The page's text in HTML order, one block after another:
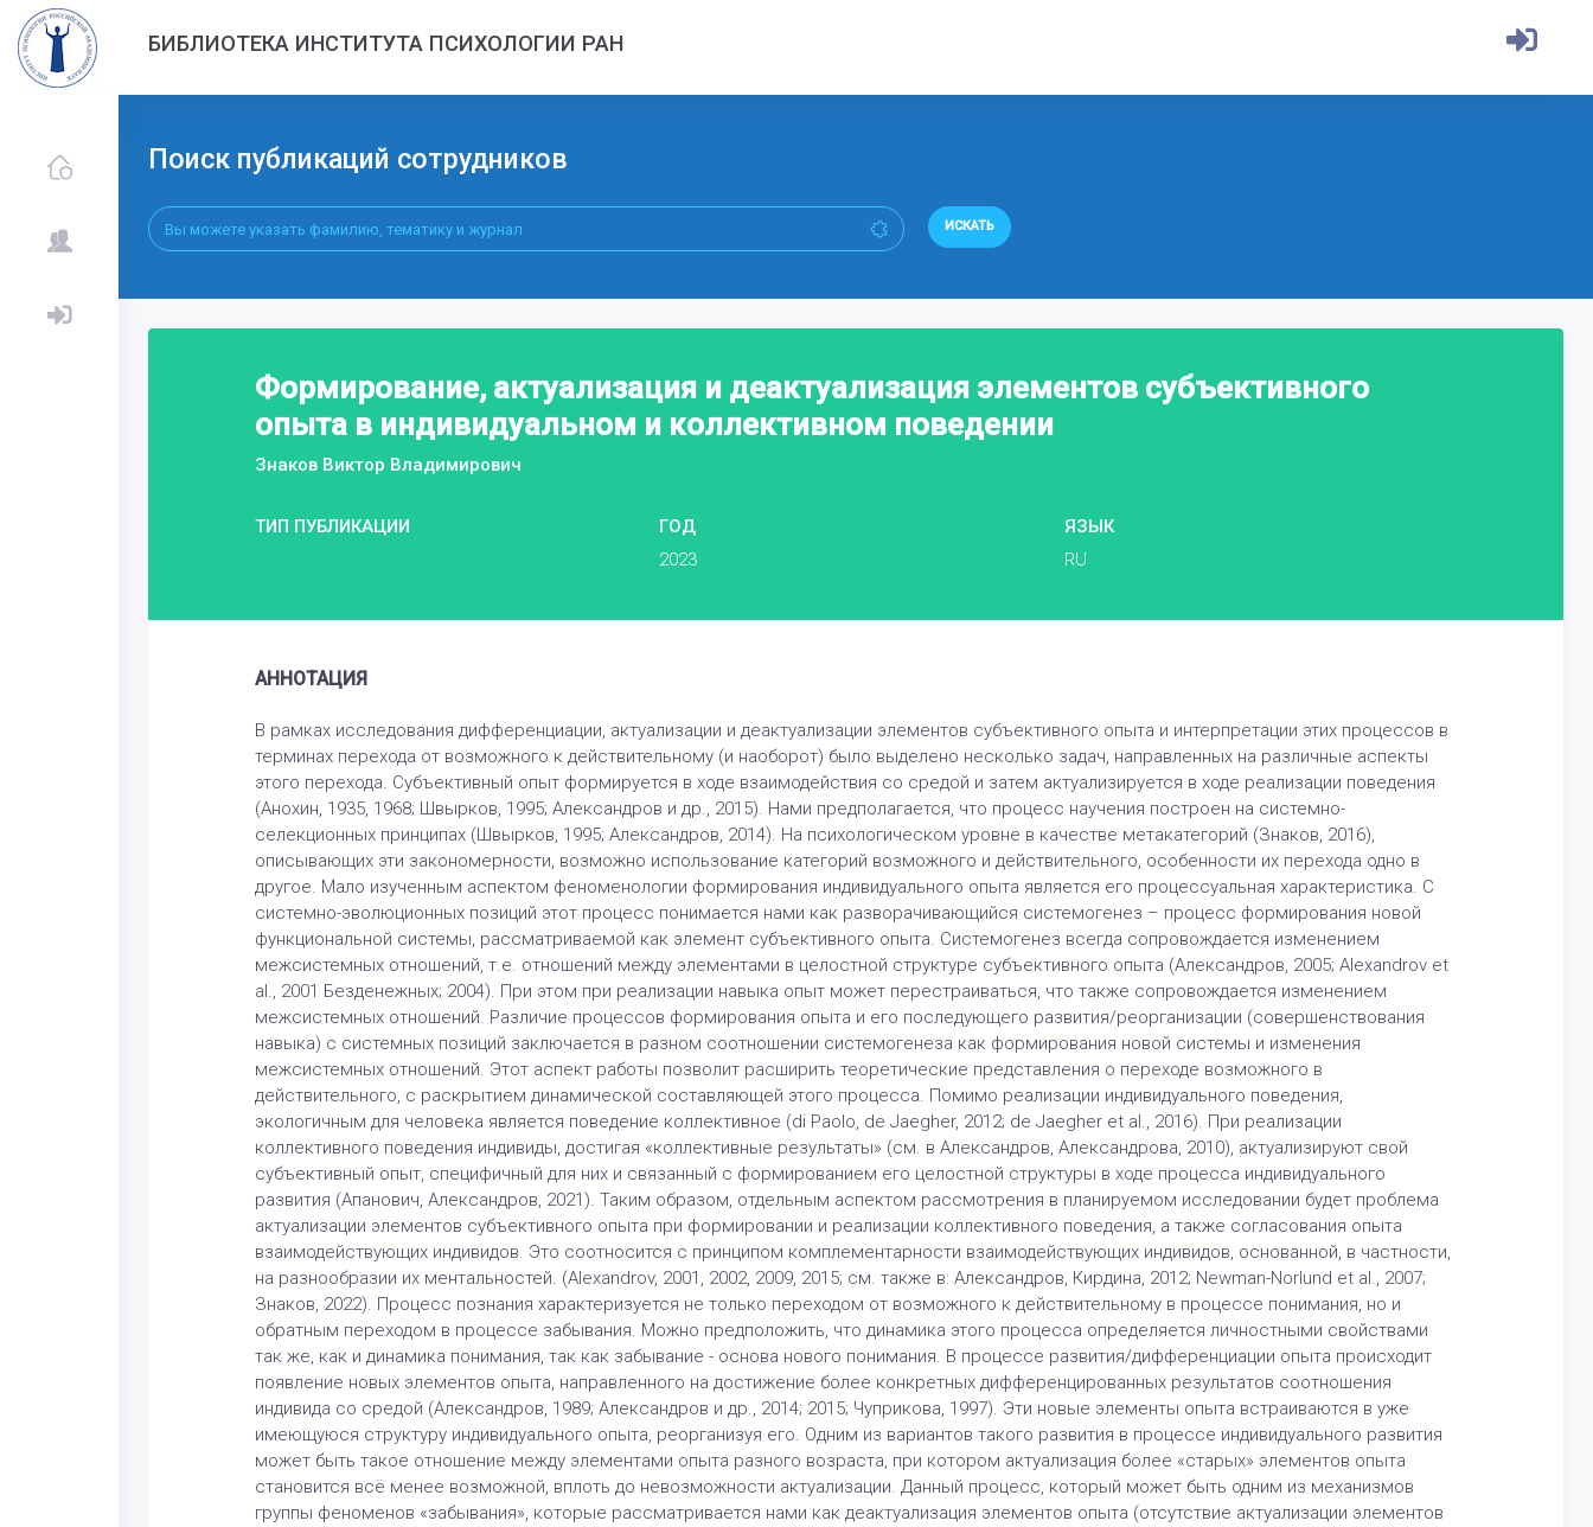
БИБЛИОТЕКА ИНСТИТУТА ПСИХОЛОГИИ РАН
Поиск публикаций сотрудников
ИСКАТЬ
Формирование, актуализация и деактуализация элементов субъективного
опыта в индивидуальном и коллективном поведении
Знаков Виктор Владимирович
ТИП ПУБЛИКАЦИИ
ГОД
2023
ЯЗЫК
RU
АННОТАЦИЯ
В рамках исследования дифференциации, актуализации и деактуализации элементов субъективного опыта и интерпретации этих процессов в
терминах перехода от возможного к действительному (и наоборот) было выделено несколько задач, направленных на различные аспекты
этого перехода. Субъективный опыт формируется в ходе взаимодействия со средой и затем актуализируется в ходе реализации поведения
(Анохин, 1935, 1968; Швырков, 1995; Александров и др., 2015). Нами предполагается, что процесс научения построен на системно-
селекционных принципах (Швырков, 1995; Александров, 2014). На психологическом уровне в качестве метакатегорий (Знаков, 2016),
описывающих эти закономерности, возможно использование категорий возможного и действительного, особенности их перехода одно в
другое. Мало изученным аспектом феноменологии формирования индивидуального опыта является его процессуальная характеристика. С
системно-эволюционных позиций этот процесс понимается нами как разворачивающийся системогенез – процесс формирования новой
функциональной системы, рассматриваемой как элемент субъективного опыта. Системогенез всегда сопровождается изменением
межсистемных отношений, т.е. отношений между элементами в целостной структуре субъективного опыта (Александров, 2005; Alexandrov et
al., 2001 Безденежных; 2004). При этом при реализации навыка опыт может перестраиваться, что также сопровождается изменением
межсистемных отношений. Различие процессов формирования опыта и его последующего развития/реорганизации (совершенствования
навыка) с системных позиций заключается в разном соотношении системогенеза как формирования новой системы и изменения
межсистемных отношений. Этот аспект работы позволит расширить теоретические представления о переходе возможного в
действительного, с раскрытием динамической составляющей этого процесса. Помимо реализации индивидуального поведения,
экологичным для человека является поведение коллективное (di Paolo, de Jaegher, 2012; de Jaegher et al., 2016). При реализации
коллективного поведения индивиды, достигая «коллективные результаты» (см. в Александров, Александрова, 2010), актуализируют свой
субъективный опыт, специфичный для них и связанный с формированием его целостной структуры в ходе процесса индивидуального
развития (Апанович, Александров, 2021). Таким образом, отдельным аспектом рассмотрения в планируемом исследовании будет проблема
актуализации элементов субъективного опыта при формировании и реализации коллективного поведения, а также согласования опыта
взаимодействующих индивидов. Это соотносится с принципом комплементарности взаимодействующих индивидов, основанной, в частности,
на разнообразии их ментальностей. (Alexandrov, 2001, 2002, 2009, 2015; см. также в: Александров, Кирдина, 2012; Newman-Norlund et al., 2007;
Знаков, 2022). Процесс познания характеризуется не только переходом от возможного к действительному в процессе понимания, но и
обратным переходом в процессе забывания. Можно предположить, что динамика этого процесса определяется личностными свойствами
так же, как и динамика понимания, так как забывание - основа нового понимания. В процессе развития/дифференциации опыта происходит
появление новых элементов опыта, направленного на достижение более конкретных дифференцированных результатов соотношения
индивида со средой (Александров, 1989; Александров и др., 2014; 2015; Чуприкова, 1997). Эти новые элементы опыта встраиваются в уже
имеющуюся структуру индивидуального опыта, реорганизуя его. Одним из вариантов такого развития в процессе индивидуального развития
может быть такое отношение между элементами опыта разного возраста, при котором актуализация более «старых» элементов опыта
становится всё менее возможной, вплоть до невозможности актуализации. Данный процесс, который может быть одним из механизмов
группы феноменов «забывания», которые рассматривается нами как деактуализация элементов опыта (отсутствие актуализации элементов